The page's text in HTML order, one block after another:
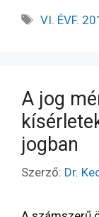
VI. ÉVF.
A jog
jogban
Szerző: Dr.